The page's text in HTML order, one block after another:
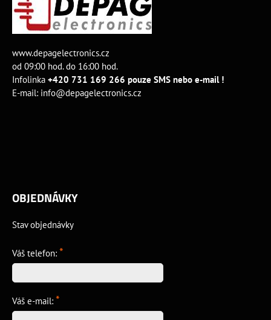
www.depagelectronics.cz
od 09:00 hod. do 16:00 hod.
Infolinka +420 731 169 266 pouze SMS nebo e-mail !
E-mail: info@depagelectronics.cz
OBJEDNÁVKY
Stav objednávky
Váš telefon: *
Váš e-mail: *